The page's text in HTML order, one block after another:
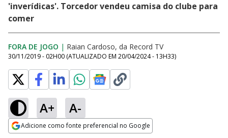
'inverídicas'. Torcedor vendeu camisa do clube para
comer
FORA DE JOGO | Raian Cardoso, da Record TV
30/11/2019 - 02H00 (ATUALIZADO EM 20/04/2024 - 13H33)
A+ A-
Adicione como fonte preferencial no Google